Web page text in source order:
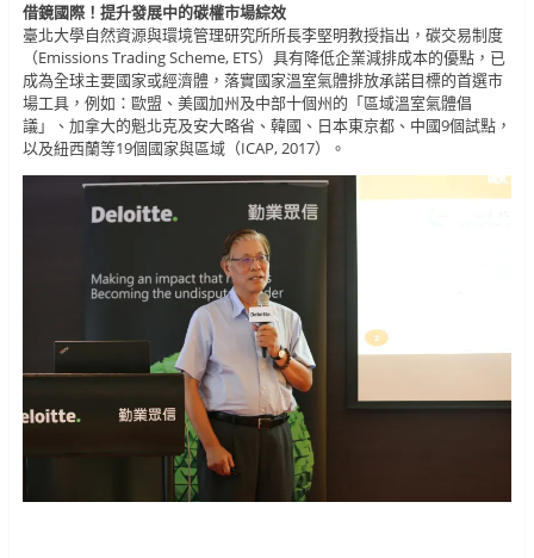
借鏡國際！提升發展中的碳權市場綜效
臺北大學自然資源與環境管理研究所所長李堅明教授指出，碳交易制度
（Emissions Trading Scheme, ETS）具有降低企業減排成本的優點，已
成為全球主要國家或經濟體，落實國家溫室氣體排放承諾目標的首選市
場工具，例如：歐盟、美國加州及中部十個州的「區域溫室氣體倡
議」、加拿大的魁北克及安大略省、韓國、日本東京都、中國9個試點，
以及紐西蘭等19個國家與區域（ICAP, 2017）。